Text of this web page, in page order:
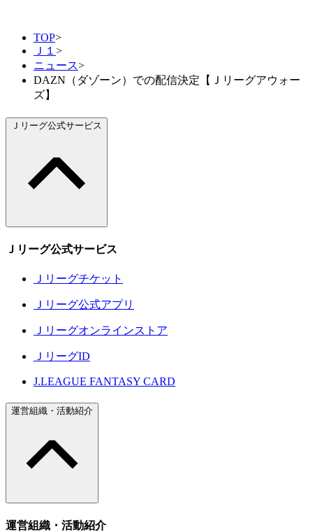
TOP>
Ｊ１ >
ニュース>
DAZN（ダゾーン）での配信決定【Ｊリーグアウォー
ズ】
Ｊリーグ公式サービス
Ｊリーグ公式サービス
Ｊリーグチケット
Ｊリーグ公式アプリ
Ｊリーグオンラインストア
ＪリーグID
J.LEAGUE FANTASY CARD
運営組織・活動紹介
運営組織・活動紹介